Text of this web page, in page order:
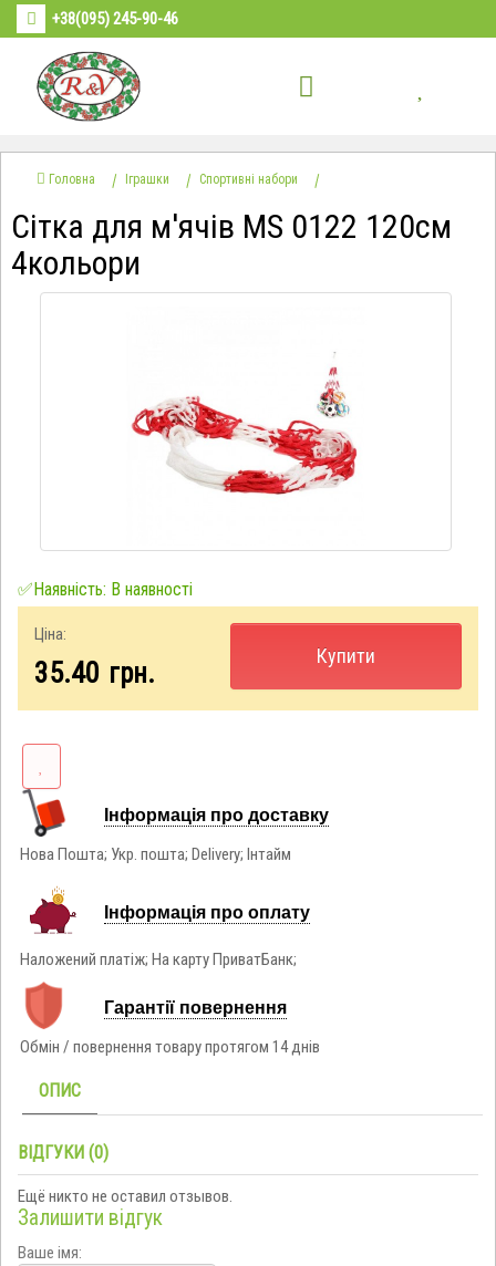
+38(095) 245-90-46
Головна Іграшки Спортивні набори
Сітка для м'ячів МS 0122 120см
4кольори
✅Наявність: В наявності
Ціна:
35.40 грн.
Купити
Інформація про доставку
Нова Пошта; Укр. пошта; Delivery; Інтайм
Інформація про оплату
Наложений платіж; На карту ПриватБанк;
Гарантії повернення
Обмін / повернення товару протягом 14 днів
ОПИС
ВІДГУКИ (0)
Ещё никто не оставил отзывов.
Залишити відгук
Ваше імя: